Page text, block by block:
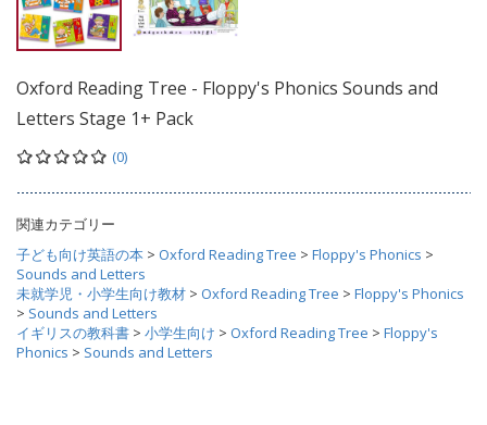
Oxford Reading Tree - Floppy's Phonics Sounds and
Letters Stage 1+ Pack
(0)
関連カテゴリー
子ども向け英語の本 > Oxford Reading Tree > Floppy's Phonics >
Sounds and Letters
未就学児・小学生向け教材 > Oxford Reading Tree > Floppy's Phonics
> Sounds and Letters
イギリスの教科書 > 小学生向け > Oxford Reading Tree > Floppy's
Phonics > Sounds and Letters